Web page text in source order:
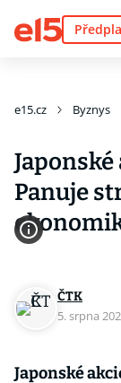
e15.cz Byznys
Panuje
ČTK
5. srpna
Japonské